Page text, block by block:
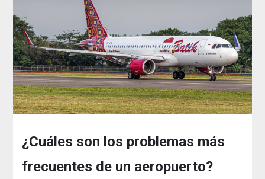
¿Cuáles son los problemas más
frecuentes de un aeropuerto?